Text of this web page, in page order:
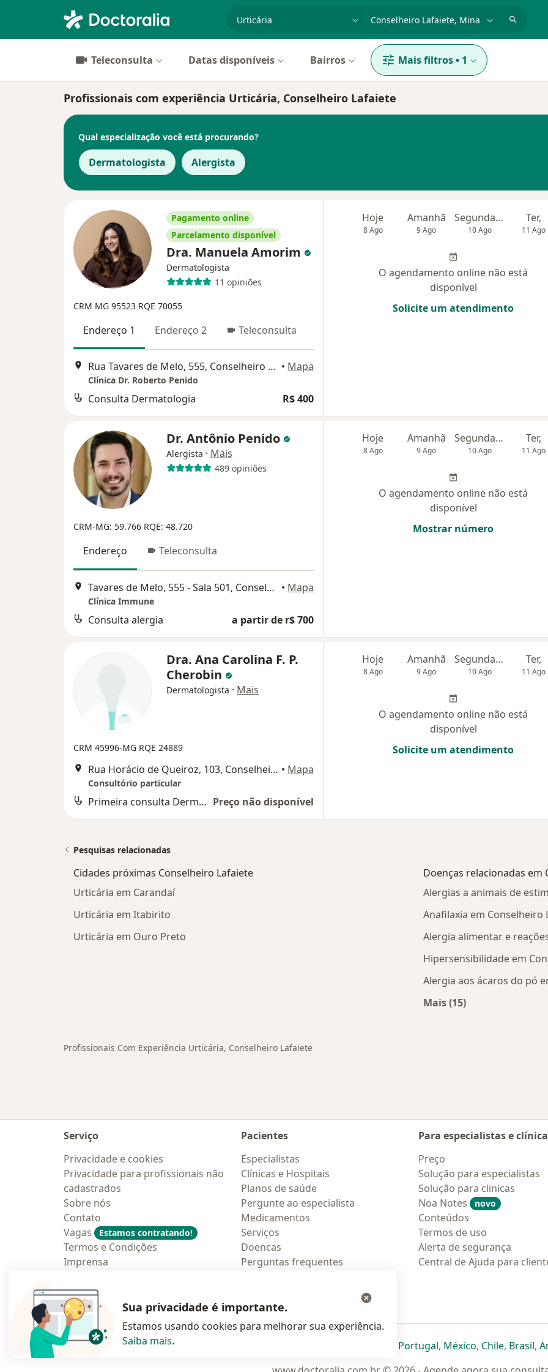
especialidade, doença ou nome
Teleconsulta Datas disponíveis Bairros Mais filtros• 1
Profissionais com experiência Urticária, Conselheiro Lafaiete
Qual especialização você está procurando?
Dermatologista Alergista
Pagamento online
Parcelamento disponível
Dra. Manuela Amorim
Dermatologista
11 opiniões
CRM MG 95523 RQE 70055
Endereço 1 Endereço 2 Teleconsulta
Rua Tavares de Melo, 555, Conselheiro Lafaiete • Mapa
Clínica Dr. Roberto Penido
Consulta Dermatologia R$ 400
Hoje
8 Ago
Amanhã
9 Ago
Segunda-feira
10 Ago
Ter,
11 Ago
O agendamento online não está
disponível
Solicite um atendimento
Dr. Antônio Penido
Alergista · Mais
489 opiniões
CRM-MG: 59.766 RQE: 48.720
Endereço Teleconsulta
Tavares de Melo, 555 - Sala 501, Conselheiro Lafaiete • Mapa
Clínica Immune
Consulta alergia a partir de r$ 700
Hoje
8 Ago
Amanhã
9 Ago
Segunda-feira
10 Ago
Ter,
11 Ago
O agendamento online não está
disponível
Mostrar número
Dra. Ana Carolina F. P.
Cherobin
Dermatologista · Mais
CRM 45996-MG RQE 24889
Rua Horácio de Queiroz, 103, Conselheiro Lafaiete • Mapa
Consultório particular
Primeira consulta Dermatologia Preço não disponível
Hoje
8 Ago
Amanhã
9 Ago
Segunda-feira
10 Ago
Ter,
11 Ago
O agendamento online não está
disponível
Solicite um atendimento
Pesquisas relacionadas
Cidades próximas Conselheiro Lafaiete
Urticária em Carandaí
Urticária em Itabirito
Urticária em Ouro Preto
Doenças relacionadas em
Alergias a animais de
Anafilaxia em Conselheiro
Alergia alimentar e
Hipersensibilidade em
Alergia aos ácaros do pó
Mais (15)
Profissionais Com Experiência Urticária, Conselheiro Lafaiete
Serviço
Privacidade e cookies
Privacidade para profissionais não
cadastrados
Sobre nós
Contato
Vagas
Estamos contratando!
Termos e Condições
Imprensa
Pacientes
Especialistas
Clínicas e Hospitais
Planos de saúde
Pergunte ao especialista
Medicamentos
Serviços
Doencas
Perguntas frequentes
Para especialistas e
Preço
Solução para especialistas
Solução para clinicas
Noa Notes
novo
Conteúdos
Termos de uso
Alerta de segurança
Central de Ajuda para
Polska abre num novo separadorabre num novo separador
abre num novo separador
Portugalabre num novo
, Méxicoabre num
, Chileabre
, Brasil,
Sua privacidade é importante.
Estamos usando cookies para melhorar sua experiência.
Saiba mais.